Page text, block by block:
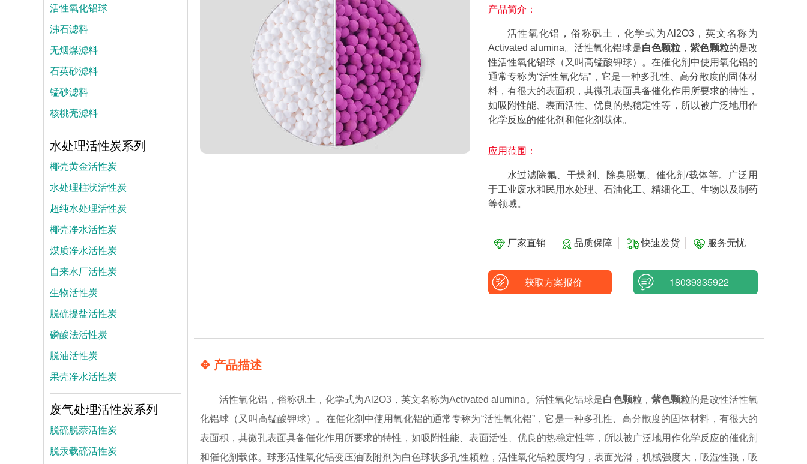
产品简介：
活性氧化铝，俗称矾土，化学式为Al2O3，英文名称为
Activated alumina。活性氧化铝球是白色颗粒 ，紫色颗粒的是改
性活性氧化铝球（又叫高锰酸钾球）。在催化剂中使用氧化铝的
通常专称为“活性氧化铝”，它是一种多孔性、高分散度的固体材
料，有很大的表面积，其微孔表面具备催化作用所要求的特性，
如吸附性能、表面活性、优良的热稳定性等，所以被广泛地用作
化学反应的催化剂和催化剂载体。
应用范围：
水过滤除氟、干燥剂、除臭脱氯、催化剂/载体等。广泛用
于工业废水和民用水处理、石油化工、精细化工、生物以及制药
等领域。
厂家直销 品质保障 快速发货 服务无忧
获取方案报价 18039335922
✥ 产品描述
活性氧化铝，俗称矾土，化学式为Al2O3，英文名称为Activated alumina。活性氧化铝球是白色颗粒， 紫色颗粒的是改性活性氧
化铝球（又叫高锰酸钾球）。在催化剂中使用氧化铝的通常专称为“活性氧化铝”，它是一种多孔性、高分散度的固体材料，有很大的
表面积，其微孔表面具备催化作用所要求的特性，如吸附性能、表面活性、优良的热稳定性等，所以被广泛地用作化学反应的催化剂
和催化剂载体。球形活性氧化铝变压油吸附剂为白色球状多孔性颗粒，活性氧化铝粒度均匀，表面光滑，机械强度大，吸湿性强，吸
活性氧化铝球
沸石滤料
无烟煤滤料
石英砂滤料
锰砂滤料
核桃壳滤料
水处理活性炭系列
椰壳黄金活性炭
水处理柱状活性炭
超纯水处理活性炭
椰壳净水活性炭
煤质净水活性炭
自来水厂活性炭
生物活性炭
脱硫提盐活性炭
磷酸法活性炭
脱油活性炭
果壳净水活性炭
废气处理活性炭系列
脱硫脱萘活性炭
脱汞载硫活性炭